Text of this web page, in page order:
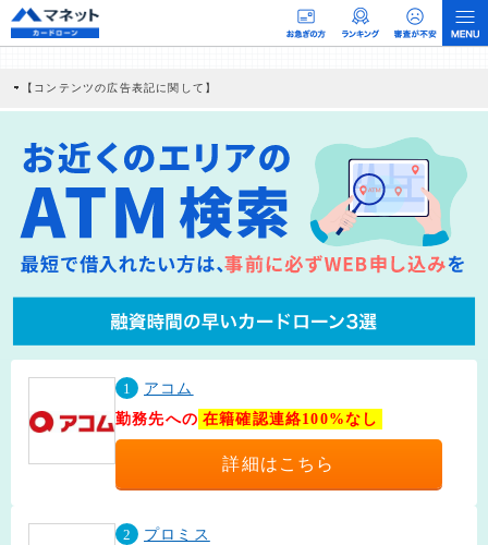
【コンテンツの広告表記に関して】
社に対して企業から紹介報酬が支払われるという収益モデルです。 ただし、特定の
商品を根拠なくPRするものではなく、当編集部の調査／ユーザーへの口コミ収集な
どに基づき、公平性を担保した情報提供を行っています。
>提携企業一覧
1
アコム
勤務先への 在籍確認連絡100%なし
詳細はこちら
2
プロミス